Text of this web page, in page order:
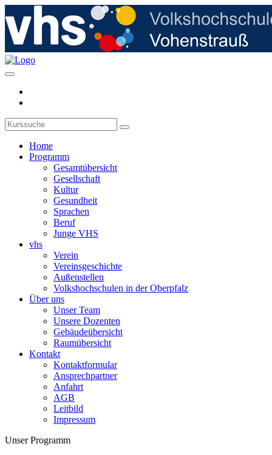
Home
Programm
Gesamtübersicht
Gesellschaft
Kultur
Gesundheit
Sprachen
Beruf
Junge VHS
vhs
Verein
Vereinsgeschichte
Außenstellen
Volkshochschulen in der Oberpfalz
Über uns
Unser Team
Unsere Dozenten
Gebäudeübersicht
Raumübersicht
Kontakt
Kontaktformular
Ansprechpartner
Anfahrt
AGB
Leitbild
Impressum
Unser Programm